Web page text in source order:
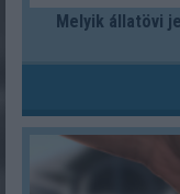
Melyik állatövi